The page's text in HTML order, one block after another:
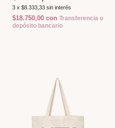
3 x $8.333,33 sin interés
$18.750,00 con Transferencia o
depósito bancario